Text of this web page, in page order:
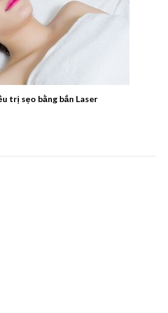
trị sẹo bằng bắn Laser